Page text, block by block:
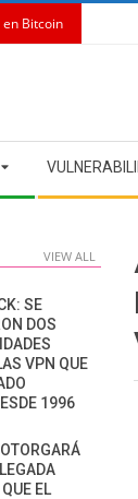
Bitcoin
VIEW ALL
SE
DOS
VPN QUE
1996
EL